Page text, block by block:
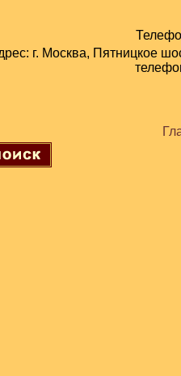
г. Москва, Пятницкое